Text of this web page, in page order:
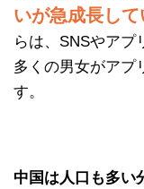
いが急成長して
らは、SNSやアプ
多くの男女がアプ
す。
中国は人口も多い